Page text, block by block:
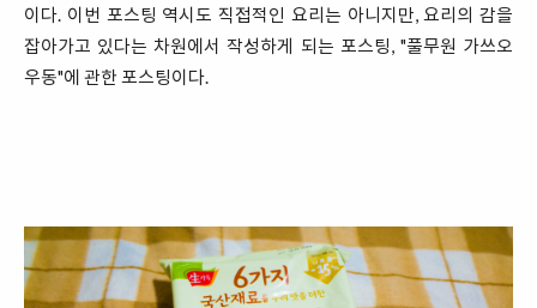
이다. 이번 포스팅 역시도 직접적인 요리는 아니지만, 요리의 감을
잡아가고 있다는 차원에서 작성하게 되는 포스팅, "풀무원 가쓰오
우동"에 관한 포스팅이다.